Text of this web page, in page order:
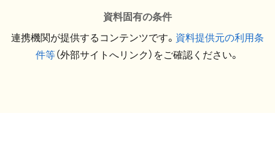
資料固有の条件
連携機関が提供するコンテンツです。 資料提供元の利用条
件等（外部サイトへリンク）をご確認ください。